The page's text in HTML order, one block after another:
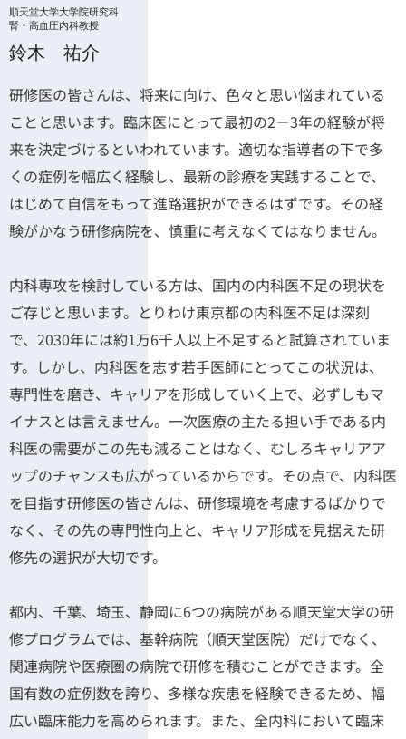
順天堂大学大学院研究科
腎・高血圧内科教授
鈴木 祐介
研修医の皆さんは、将来に向け、色々と思い悩まれている
ことと思います。臨床医にとって最初の2－3年の経験が将
来を決定づけるといわれています。適切な指導者の下で多
くの症例を幅広く経験し、最新の診療を実践することで、
はじめて自信をもって進路選択ができるはずです。その経
験がかなう研修病院を、慎重に考えなくてはなりません。
内科専攻を検討している方は、国内の内科医不足の現状を
ご存じと思います。とりわけ東京都の内科医不足は深刻
で、2030年には約1万6千人以上不足すると試算されていま
す。しかし、内科医を志す若手医師にとってこの状況は、
専門性を磨き、キャリアを形成していく上で、必ずしもマ
イナスとは言えません。一次医療の主たる担い手である内
科医の需要がこの先も減ることはなく、むしろキャリアア
ップのチャンスも広がっているからです。その点で、内科医
を目指す研修医の皆さんは、研修環境を考慮するばかりで
なく、その先の専門性向上と、キャリア形成を見据えた研
修先の選択が大切です。
都内、千葉、埼玉、静岡に6つの病院がある順天堂大学の研
修プログラムでは、基幹病院（順天堂医院）だけでなく、
関連病院や医療圏の病院で研修を積むことができます。全
国有数の症例数を誇り、多様な疾患を経験できるため、幅
広い臨床能力を高められます。また、全内科において臨床